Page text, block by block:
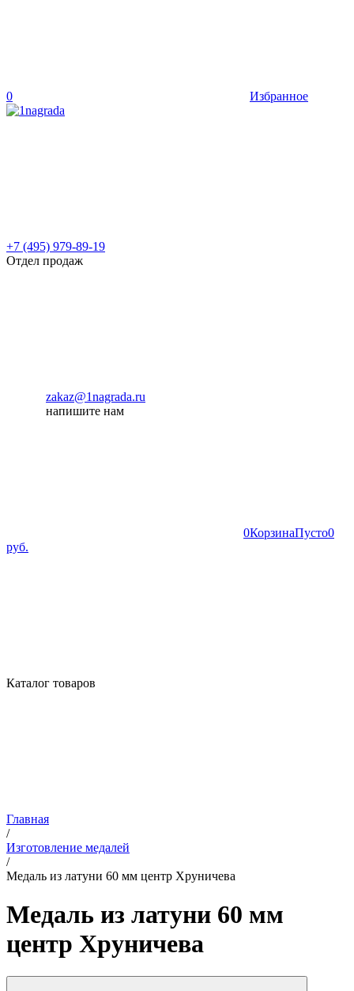
0 Избранное
+7 (495) 979-89-19
Отдел продаж
zakaz@1nagrada.ru
напишите нам
0КорзинаПусто0
руб.
Каталог товаров
Главная
/
Изготовление медалей
/
Медаль из латуни 60 мм центр Хруничева
Медаль из латуни 60 мм
центр Хруничева